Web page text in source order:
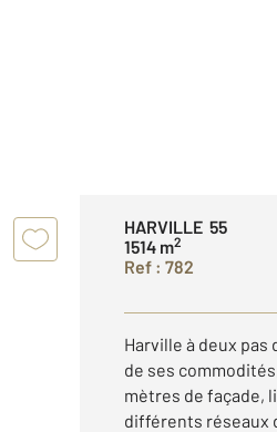
HARVILLE 55
1514 m2
Ref : 782
Harville à deux
de ses
mètres de façade,
différents réseaux